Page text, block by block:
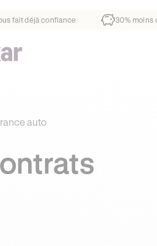
Près de 1 jeune sur 2 nous fait déjà
auto